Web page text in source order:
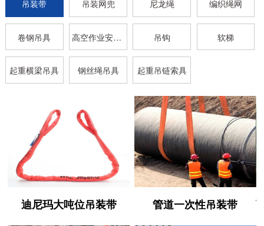
吊装带 吊装网兜 尼龙绳 编织绳网
卷钢吊具 高空作业安全带 吊钩 软梯
起重横梁吊具 钢丝绳吊具 起重吊链索具
迪尼玛大吨位吊装带 管道一次性吊装带